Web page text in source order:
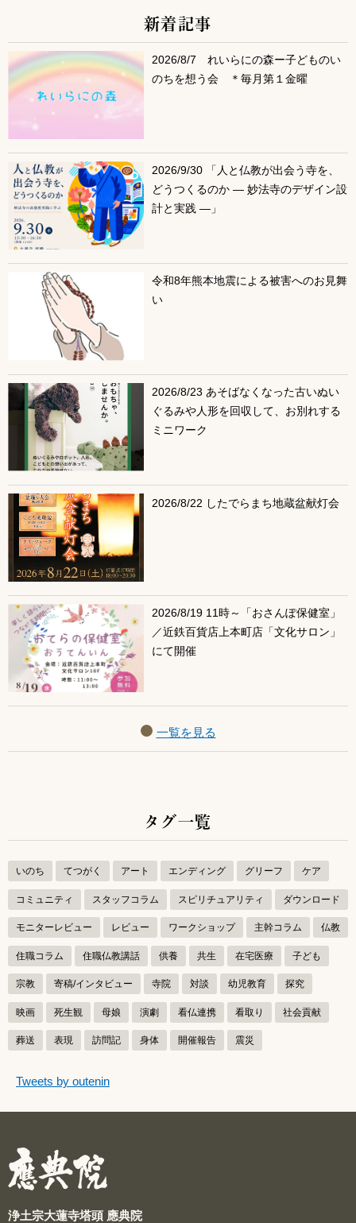
サブコンテンツ
新着記事
2026/8/7 れいらにの森ー子どものい
のちを想う会 ＊毎月第１金曜
2026/9/30 「人と仏教が出会う寺を、
どうつくるのか ― 妙法寺のデザイン設
計と実践 ―」
令和8年熊本地震による被害へのお見舞
い
2026/8/23 あそばなくなった古いぬい
ぐるみや人形を回収して、お別れする
ミニワーク
2026/8/22 したでらまち地蔵盆献灯会
2026/8/19 11時～「おさんぽ保健室」
／近鉄百貨店上本町店「文化サロン」
にて開催
一覧を見る
タグ一覧
いのち てつがく アート エンディング グリーフ ケア
コミュニティ スタッフコラム スピリチュアリティ ダウンロード
モニターレビュー レビュー ワークショップ 主幹コラム 仏教
住職コラム 住職仏教講話 供養 共生 在宅医療 子ども
宗教 寄稿/インタビュー 寺院 対談 幼児教育 探究
映画 死生観 母娘 演劇 看仏連携 看取り 社会貢献
葬送 表現 訪問記 身体 開催報告 震災
つぶやき
つぶやきをスキップする
Tweets by outenin
浄土宗大蓮寺塔頭 應典院